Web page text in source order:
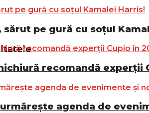
sărut pe gură cu soțul
recomandă experții
agenda de